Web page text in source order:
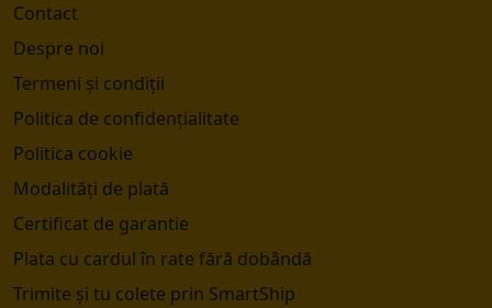
Contact
Despre noi
Termeni și condiții
Politica de confidențialitate
Politica cookie
Modalități de plată
Certificat de garantie
Plata cu cardul în rate fără dobândă
Trimite și tu colete prin SmartShip